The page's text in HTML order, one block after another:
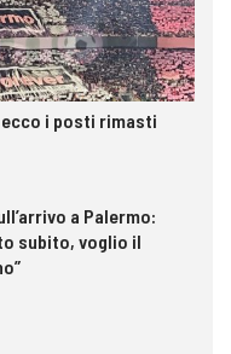
ecco i posti rimasti
a Palermo:
subito, voglio il